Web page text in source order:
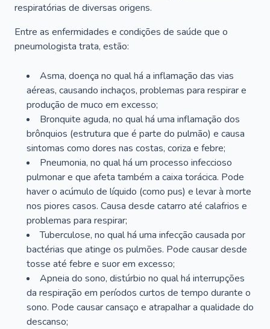
respiratórias de diversas origens.
Entre as enfermidades e condições de saúde que o
pneumologista trata, estão:
Asma, doença no qual há a inflamação das vias
aéreas, causando inchaços, problemas para respirar e
produção de muco em excesso;
Bronquite aguda, no qual há uma inflamação dos
brônquios (estrutura que é parte do pulmão) e causa
sintomas como dores nas costas, coriza e febre;
Pneumonia, no qual há um processo infeccioso
pulmonar e que afeta também a caixa torácica. Pode
haver o acúmulo de líquido (como pus) e levar à morte
nos piores casos. Causa desde catarro até calafrios e
problemas para respirar;
Tuberculose, no qual há uma infecção causada por
bactérias que atinge os pulmões. Pode causar desde
tosse até febre e suor em excesso;
Apneia do sono, distúrbio no qual há interrupções
da respiração em períodos curtos de tempo durante o
sono. Pode causar cansaço e atrapalhar a qualidade do
descanso;